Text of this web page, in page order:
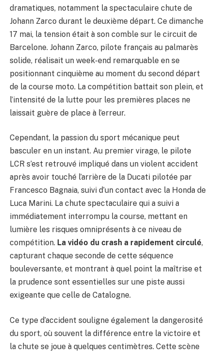
dramatiques, notamment la spectaculaire chute de
Johann Zarco durant le deuxième départ. Ce dimanche
17 mai, la tension était à son comble sur le circuit de
Barcelone. Johann Zarco, pilote français au palmarès
solide, réalisait un week-end remarquable en se
positionnant cinquième au moment du second départ
de la course moto. La compétition battait son plein, et
l’intensité de la lutte pour les premières places ne
laissait guère de place à l’erreur.
Cependant, la passion du sport mécanique peut
basculer en un instant. Au premier virage, le pilote
LCR s’est retrouvé impliqué dans un violent accident
après avoir touché l’arrière de la Ducati pilotée par
Francesco Bagnaia, suivi d’un contact avec la Honda de
Luca Marini. La chute spectaculaire qui a suivi a
immédiatement interrompu la course, mettant en
lumière les risques omniprésents à ce niveau de
compétition. La vidéo du crash a rapidement circulé,
capturant chaque seconde de cette séquence
bouleversante, et montrant à quel point la maîtrise et
la prudence sont essentielles sur une piste aussi
exigeante que celle de Catalogne.
Ce type d’accident souligne également la dangerosité
du sport, où souvent la différence entre la victoire et
la chute se joue à quelques centimètres. Cette scène